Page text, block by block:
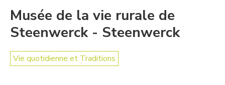
Musée de la vie rurale de
Steenwerck - Steenwerck
Vie quotidienne et Traditions